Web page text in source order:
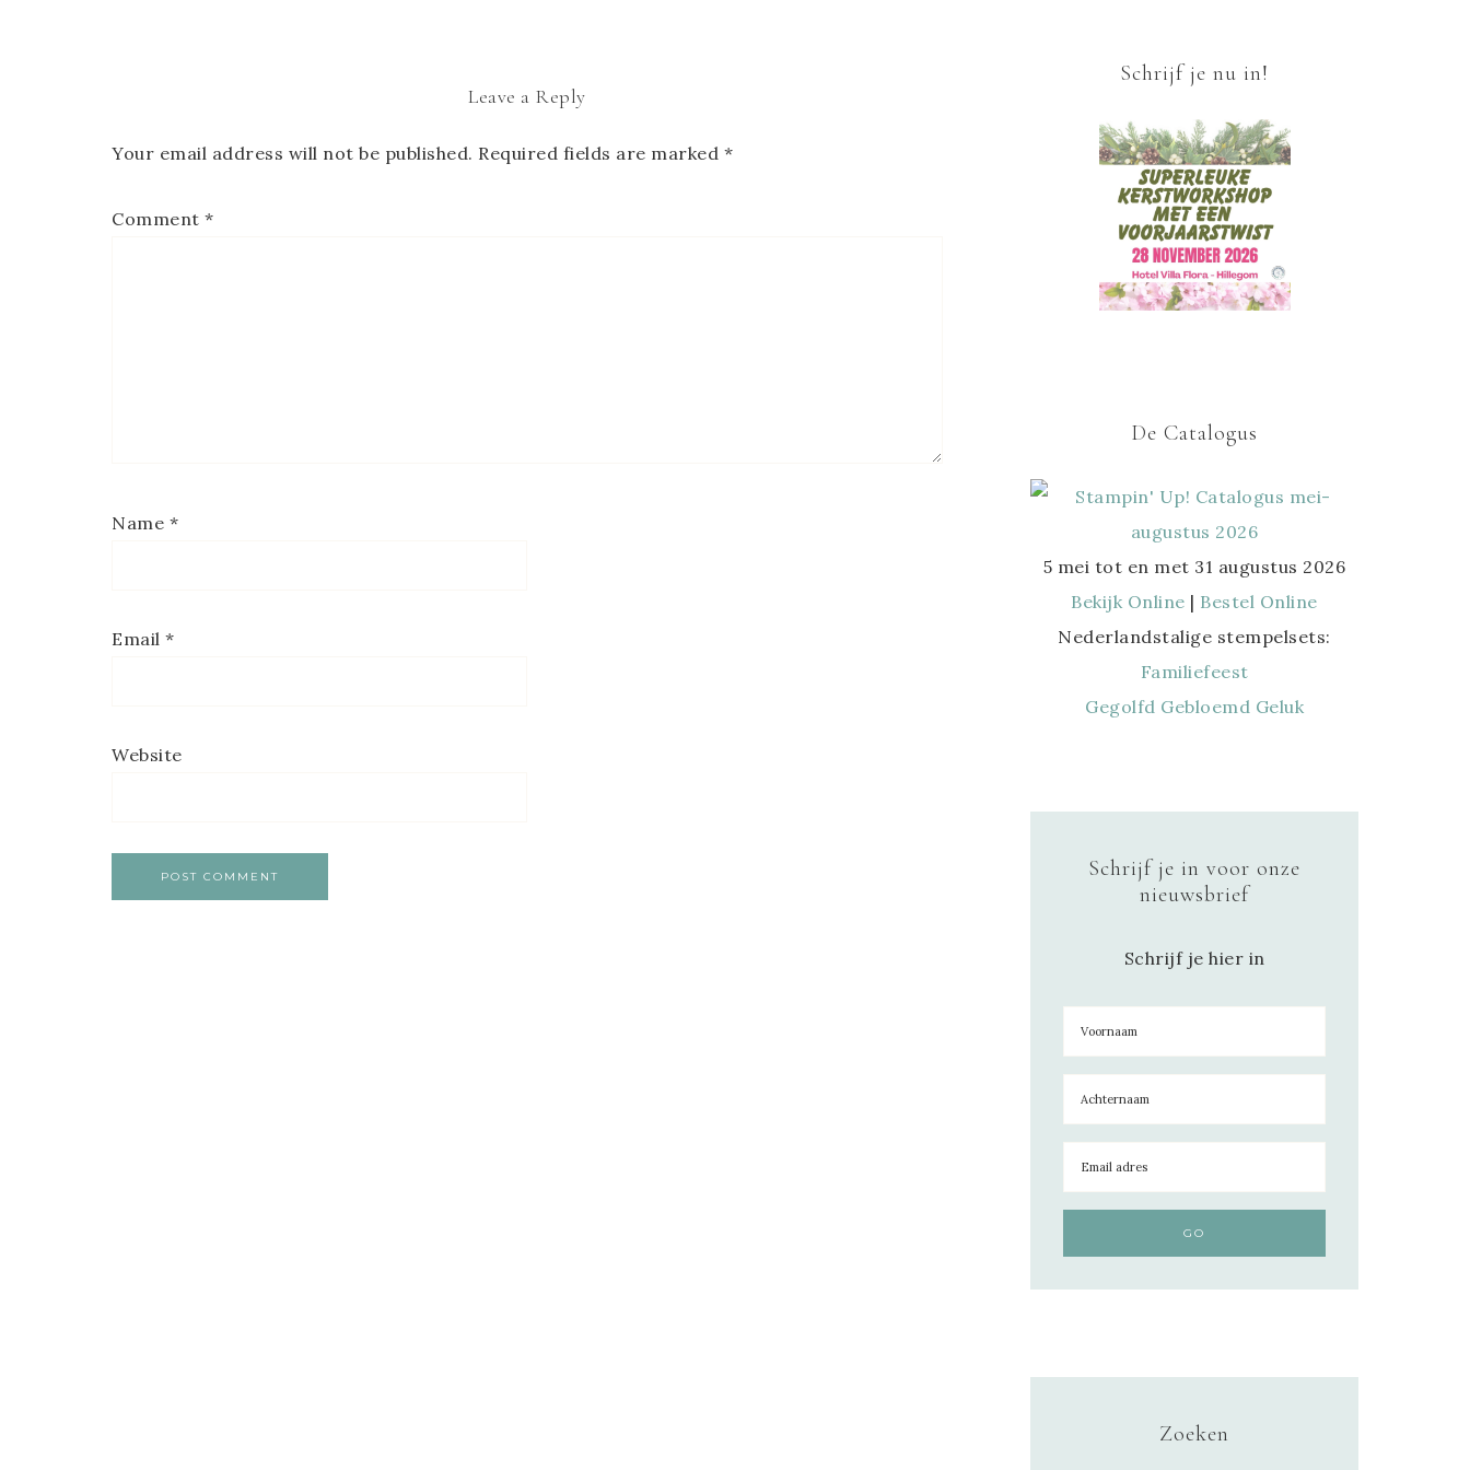
Leave a Reply
Your email address will not be published. Required fields are marked *
Comment *
Name *
Email *
Website
Schrijf je nu in!
De Catalogus
5 mei tot en met 31 augustus 2026
Bekijk Online | Bestel Online
Nederlandstalige stempelsets:
Familiefeest
Gegolfd Gebloemd Geluk
Schrijf je in voor onze
nieuwsbrief
Schrijf je hier in
Zoeken